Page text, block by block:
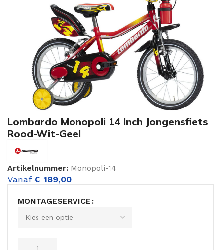
Lombardo Monopoli 14 Inch Jongensfiets
Rood-Wit-Geel
Artikelnummer: Monopoli-14
Vanaf € 189,00
MONTAGESERVICE